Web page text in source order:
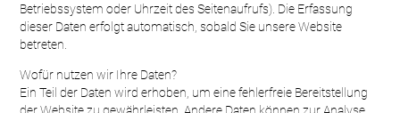
Betriebssystem oder Uhrzeit des Seitenaufrufs). Die Erfassung
dieser Daten erfolgt automatisch, sobald Sie unsere Website
betreten.
Wofür nutzen wir Ihre Daten?
Ein Teil der Daten wird erhoben, um eine fehlerfreie Bereitstellung
der Website zu gewährleisten. Andere Daten können zur Analyse